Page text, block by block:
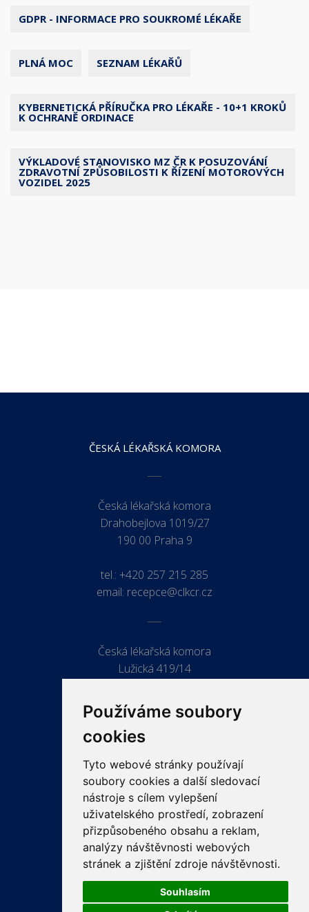
Používáme soubory
cookies
Tyto webové stránky používají
soubory cookies a další sledovací
nástroje s cílem vylepšení
uživatelského prostředí, zobrazení
přizpůsobeného obsahu a reklam,
analýzy návštěvnosti webových
stránek a zjištění zdroje návštěvnosti.
Souhlasím
GDPR - INFORMACE PRO SOUKROMÉ LÉKAŘE
PLNÁ MOC SEZNAM LÉKAŘŮ
KYBERNETICKÁ PŘÍRUČKA PRO LÉKAŘE - 10+1 KROKŮ
K OCHRANĚ ORDINACE
VÝKLADOVÉ STANOVISKO MZ ČR K POSUZOVÁNÍ
ZDRAVOTNÍ ZPŮSOBILOSTI K ŘÍZENÍ MOTOROVÝCH
VOZIDEL 2025
ČESKÁ LÉKAŘSKÁ KOMORA
Česká lékařská komora
Drahobejlova 1019/27
190 00 Praha 9
tel.: +420 257 215 285
email: recepce@clkcr.cz
Česká lékařská komora
Lužická 419/14
ODKAZY
PRO LÉKAŘE
PRO VEŘEJNOST
VZDĚLÁVÁNÍ